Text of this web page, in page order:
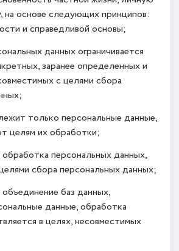
на основе следующих принципов:
и справедливой основы;
данных ограничивается
заранее определенных и
с целями сбора
только персональные данные,
целям их обработки;
персональных данных,
сбора персональных данных;
баз данных,
данные, обработка
в целях, несовместимых